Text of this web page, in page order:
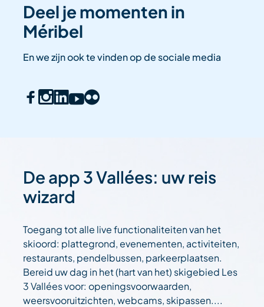
Deel je momenten in
Méribel
En we zijn ook te vinden op de sociale media
De app 3 Vallées: uw reis
wizard
Toegang tot alle live functionaliteiten van het
skioord: plattegrond, evenementen, activiteiten,
restaurants, pendelbussen, parkeerplaatsen.
Bereid uw dag in het (hart van het) skigebied Les
3 Vallées voor: openingsvoorwaarden,
weersvooruitzichten, webcams, skipassen....